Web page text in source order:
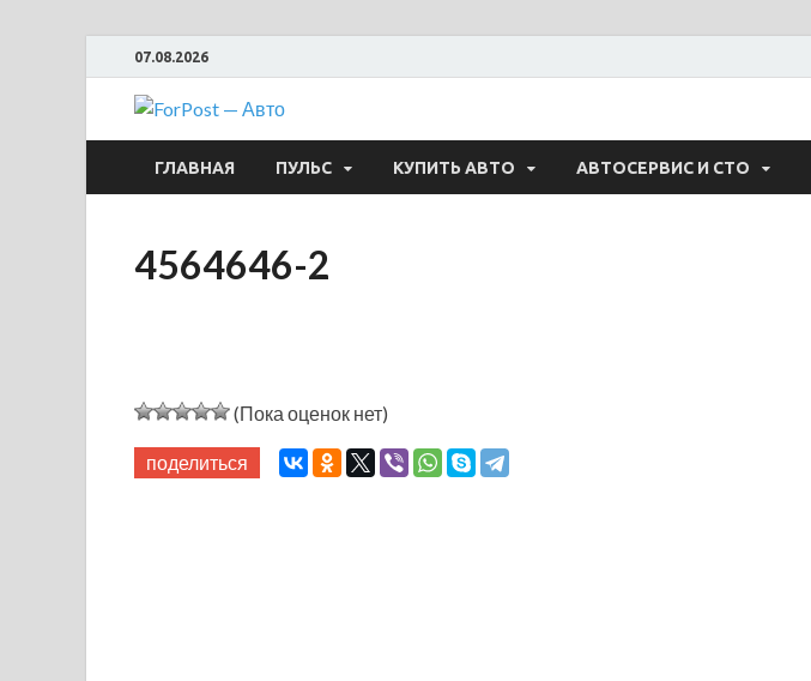
07.08.2026
ForPost — Авто
ГЛАВНАЯ ПУЛЬС КУПИТЬ АВТО АВТОСЕРВИС И СТО
4564646-2
(Пока оценок нет)
поделиться